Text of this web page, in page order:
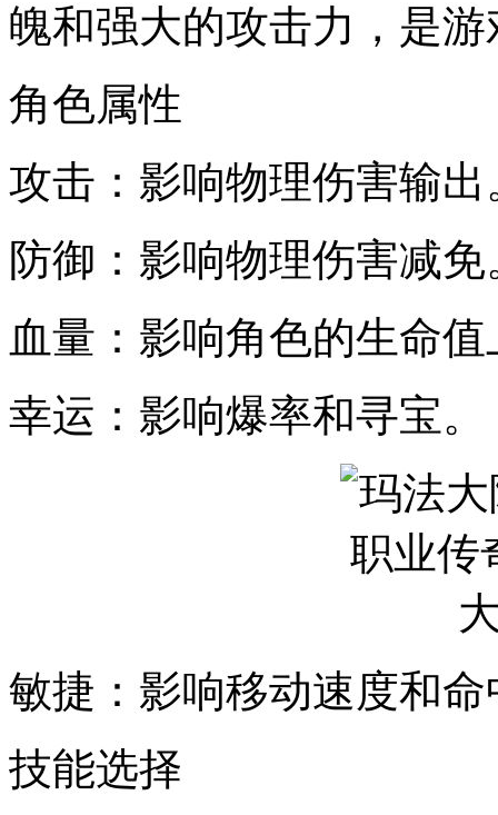
魄和强大的攻击力，是
角色属性
攻击：影响物理伤害输出
防御：影响物理伤害减免
血量：影响角色的生命
幸运：影响爆率和寻宝。
敏捷：影响移动速度和命
技能选择